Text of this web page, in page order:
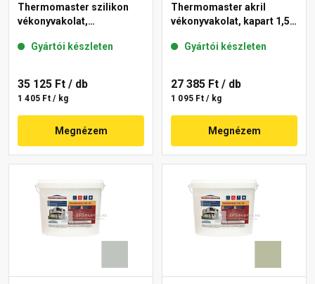
Thermomaster szilikon
vékonyvakolat,
43-D 25 kg
Gyártói készleten
35 125 Ft / db
1 405 Ft / kg
Megnézem
Thermomaster akril
vékonyvakolat, kapart 1,5
Gyártói készleten
27 385 Ft / db
1 095 Ft / kg
Megnézem